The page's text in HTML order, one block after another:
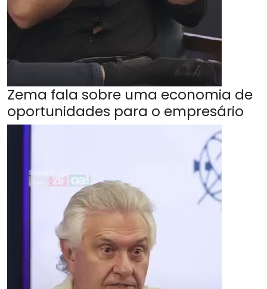
Zema fala sobre uma economia de
oportunidades para o empresário